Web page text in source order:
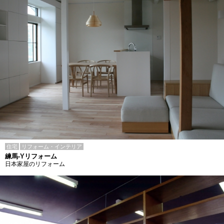
住宅 リフォーム・インテリア
練馬-Yリフォーム
日本家屋のリフォーム